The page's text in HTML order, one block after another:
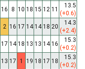
16 8 10 18 15 12 11
13.5
(+0.6)
2 16 17 14 14 18 20
14.3
(+2.4)
17 14 18 13 13 14 16
15.3
(+0.2)
13 17 1 19 18 17 18
15.3
(+0.2)